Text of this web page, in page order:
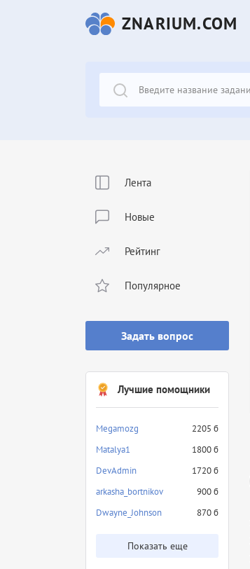
ZNARIUM.COM
Лента
Новые
Рейтинг
Популярное
Задать вопрос
Лучшие помощники
Megamozg
2205 б
Matalya1
1800 б
DevAdmin
1720 б
arkasha_bortnikov
900 б
Dwayne_Johnson
870 б
Показать еще